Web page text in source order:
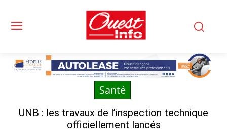
Santé
UNB : les travaux de l’inspection technique
officiellement lancés